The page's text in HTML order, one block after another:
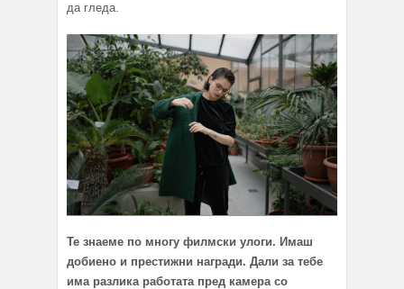
да гледа.
Те знаеме по многу филмски улоги. Имаш
добиено и престижни награди. Дали за тебе
има разлика работата пред камера со